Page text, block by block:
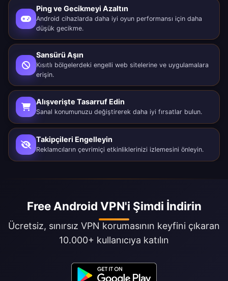
Ping ve Gecikmeyi Azaltın
Android cihazlarda daha iyi oyun performansı için daha
düşük gecikme.
Sansürü Aşın
Kısıtlı bölgelerdeki engelli web sitelerine ve uygulamalara
erişin.
Alışverişte Tasarruf Edin
Sanal konumunuzu değiştirerek daha iyi fırsatlar bulun.
Takipçileri Engelleyin
Reklamcıların çevrimiçi etkinliklerinizi izlemesini önleyin.
Free Android VPN'i Şimdi İndirin
Ücretsiz, sınırsız VPN korumasının keyfini çıkaran
10.000+ kullanıcıya katılın